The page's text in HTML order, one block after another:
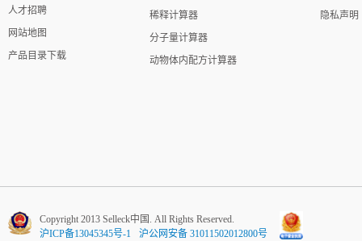
人才招聘
网站地图
产品目录下载
稀释计算器
分子量计算器
动物体内配方计算器
隐私声明
Copyright 2013 Selleck中国. All Rights Reserved.
沪ICP备13045345号-1
沪公网安备 31011502012800号